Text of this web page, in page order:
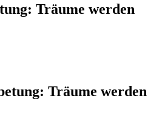
Träume werden
Träume werden